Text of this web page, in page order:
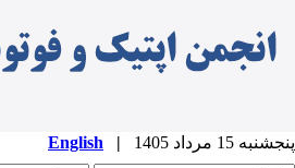
15 مرداد 1405 |
English